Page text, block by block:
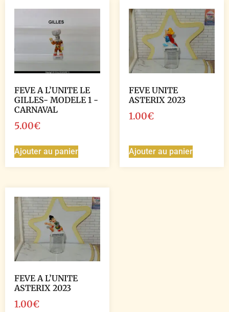
FEVE A L’UNITE LE
GILLES- MODELE 1 -
CARNAVAL
5.00€
Ajouter au panier
FEVE UNITE
ASTERIX 2023
1.00€
Ajouter au panier
FEVE A L’UNITE
ASTERIX 2023
1.00€